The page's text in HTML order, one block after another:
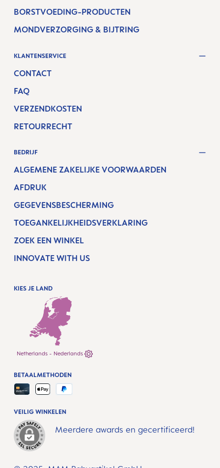
BORSTVOEDING-PRODUCTEN
MONDVERZORGING & BIJTRING
KLANTENSERVICE
CONTACT
FAQ
VERZENDKOSTEN
RETOURRECHT
BEDRIJF
ALGEMENE ZAKELIJKE VOORWAARDEN
AFDRUK
GEGEVENSBESCHERMING
TOEGANKELIJKHEIDSVERKLARING
ZOEK EEN WINKEL
INNOVATE WITH US
KIES JE LAND
Netherlands - Nederlands
VEILIG WINKELEN
Meerdere awards en gecertificeerd!
BETAALMETHODEN